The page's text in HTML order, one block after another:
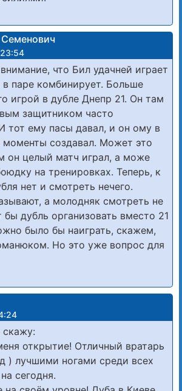
Семенович
что Бил удачней играет
в паре комбинирует. Больше
игрой в дубле Днепр 21. Он там
защитником часто
тот ему пасы давал, и он ому в
моменты создавал. Может это
он целый матч играл, а може
на тренировках. Теперь, к
нет и смотреть нечего.
а молодняк смотреть не
бы дубль организовать вместо 21
было бы наиграть, скажем,
Но это уже вопрос для
открытие! Отличный вратарь
) лучшими ногами среди всех
сегодня.